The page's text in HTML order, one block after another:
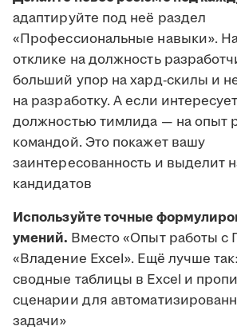
адаптируйте под неё раздел
«Профессиональные навыки».
отклике на должность
больший упор на хард-скилы и
на разработку. А если
должностью тимлида — на опыт
командой. Это покажет вашу
заинтересованность и выделит
кандидатов
Используйте точные
умений. Вместо «Опыт работы с
«Владение Excel». Ещё лучше
сводные таблицы в Excel и
сценарии для
задачи»